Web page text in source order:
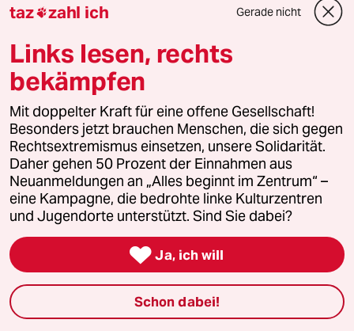
4 Niedrigwasser in Mittel- und Osteuropa
5 Innenausschuss tagte zu CSD-Anschlag
Auch Bayerns Vorbild hilft nicht weiter
6 Zivildienst
Zwangsdienst als Randnotiz
taz
taz zahl ich Gerade nicht
Links lesen, rechts
bekämpfen
Mit doppelter Kraft für eine offene Gesellschaft!
Besonders jetzt brauchen Menschen, die sich gegen
Rechtsextremismus einsetzen, unsere Solidarität.
Daher gehen 50 Prozent der Einnahmen aus
Neuanmeldungen an „Alles beginnt im Zentrum“ –
eine Kampagne, die bedrohte linke Kulturzentren
und Jugendorte unterstützt. Sind Sie dabei?
 Ja, ich will
Schon dabei!